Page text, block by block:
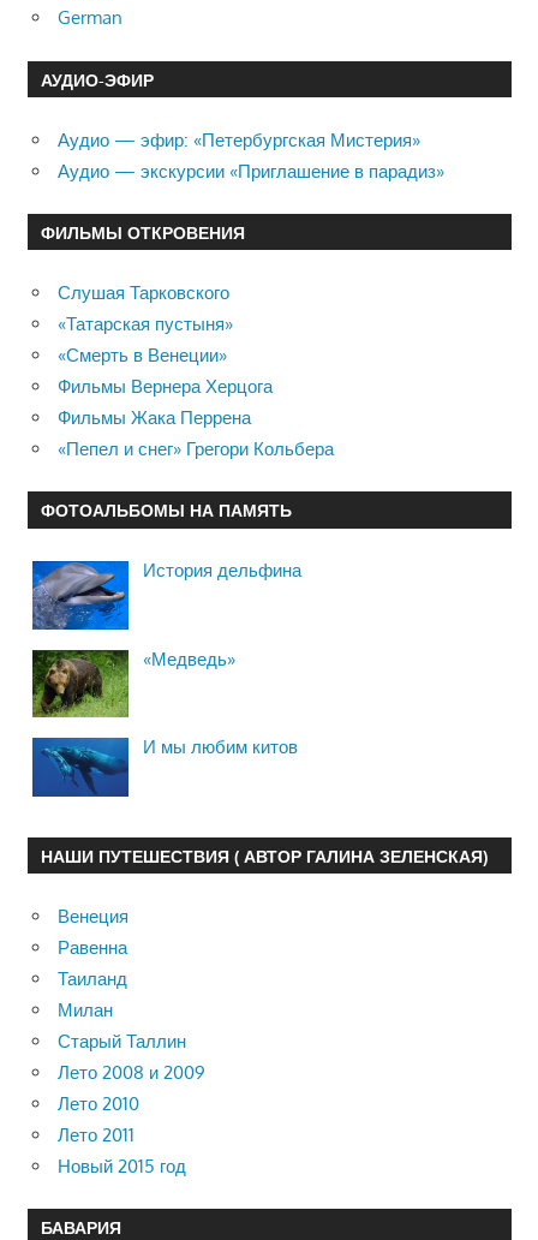
German
АУДИО-ЭФИР
Аудио — эфир: «Петербургская Мистерия»
Аудио — экскурсии «Приглашение в парадиз»
ФИЛЬМЫ ОТКРОВЕНИЯ
Слушая Тарковского
«Татарская пустыня»
«Смерть в Венеции»
Фильмы Вернера Херцога
Фильмы Жака Перрена
«Пепел и снег» Грегори Кольбера
ФОТОАЛЬБОМЫ НА ПАМЯТЬ
История дельфина
«Медведь»
И мы любим китов
НАШИ ПУТЕШЕСТВИЯ ( АВТОР ГАЛИНА ЗЕЛЕНСКАЯ)
Венеция
Равенна
Таиланд
Милан
Старый Таллин
Лето 2008 и 2009
Лето 2010
Лето 2011
Новый 2015 год
БАВАРИЯ